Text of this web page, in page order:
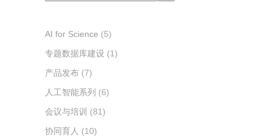
AI for Science (5)
专题数据库建设 (1)
产品发布 (7)
人工智能系列 (6)
会议与培训 (81)
协同育人 (10)